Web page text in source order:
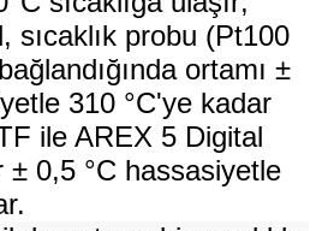
sıcaklık probu (Pt100
ortamı ±
310 °C'ye kadar
ile AREX 5 Digital
± 0,5 °C hassasiyetle